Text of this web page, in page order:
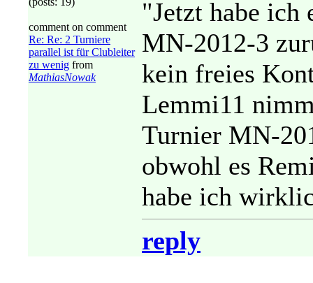
comment on comment
Re: Re: 2 Turniere
parallel ist für Clubleiter
zu wenig from
MathiasNowak
"Jetzt habe ich
MN-2012-3
kein freies
Lemmi11
Turnier MN-
obwohl es
habe ich
reply